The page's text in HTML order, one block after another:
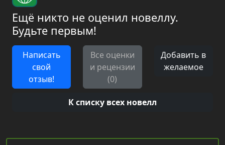
Ещё никто не оценил новеллу.
Будьте первым!
Написать
свой
отзыв!
Все оценки
и рецензии
(0)
Добавить в
желаемое
К списку всех новелл